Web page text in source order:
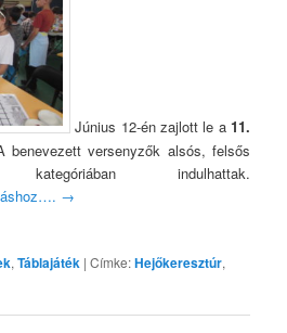
Június 12-én zajlott le a 11.
benevezett versenyzők alsós, felsős
indulhattak.
→
,Táblajáték |Címke:Hejőkeresztúr,